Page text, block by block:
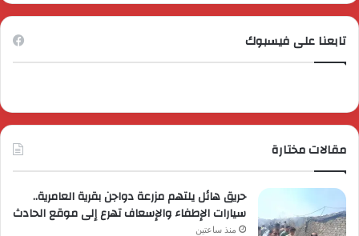
تابعنا على فيسبوك
مقالات مختارة
حريق هائل يلتهم مزرعة دواجن بقرية العامرية..
سيارات الإطفاء والإسعاف تهرع إلى موقع الحادث
منذ ساعتين